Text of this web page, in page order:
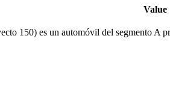
Value
150) es un automóvil del segmento A